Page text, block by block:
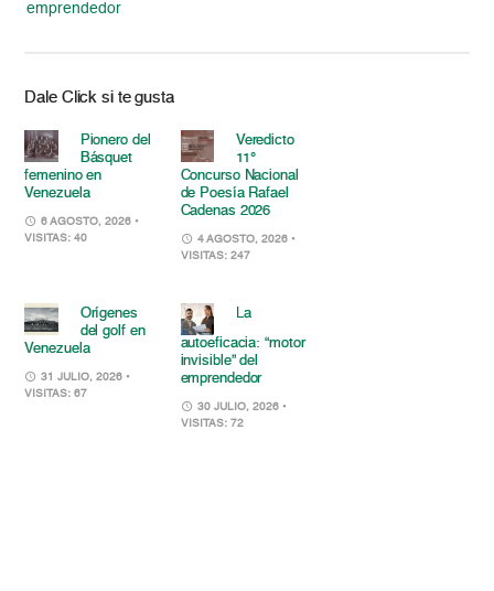
emprendedor
Dale Click si te gusta
Pionero del
Básquet
femenino en
Venezuela
6 AGOSTO, 2026 •
VISITAS: 40
Veredicto
11°
Concurso Nacional
de Poesía Rafael
Cadenas 2026
4 AGOSTO, 2026 •
VISITAS: 247
Orígenes
del golf en
Venezuela
31 JULIO, 2026 •
VISITAS: 67
La
autoeficacia: “motor
invisible” del
emprendedor
30 JULIO, 2026 •
VISITAS: 72